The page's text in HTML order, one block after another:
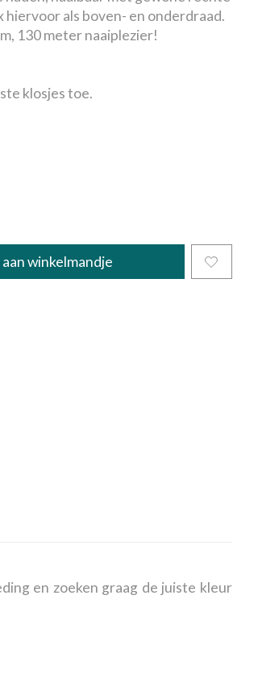
hiervoor als boven- en onderdraad.
130 meter naaiplezier!
klosjes toe.
winkelmandje
en zoeken graag de juiste kleur